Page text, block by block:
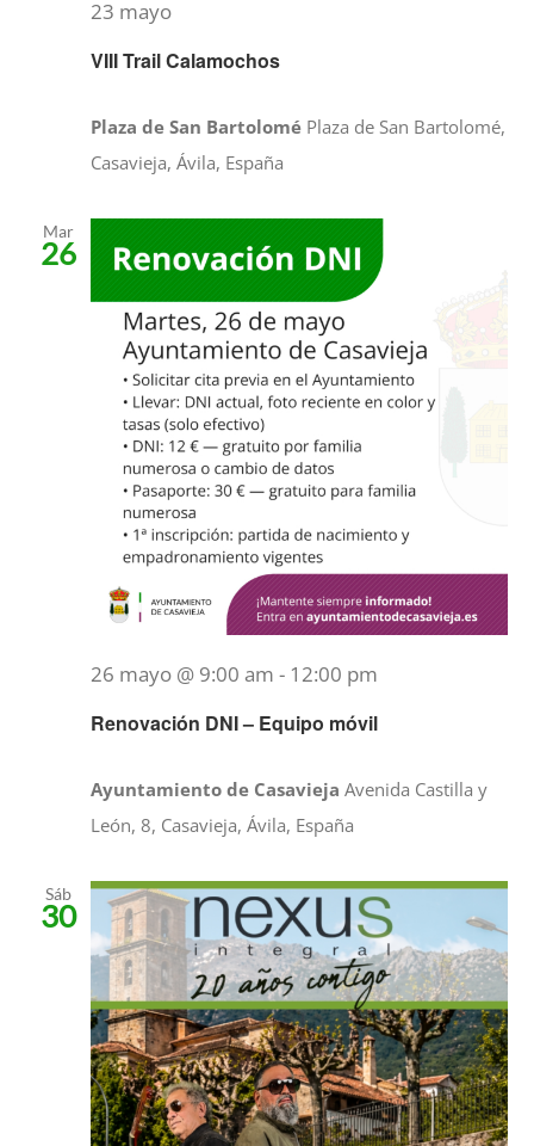
VIII Trail Calamochos
23 mayo
Plaza de San Bartolomé Plaza de San Bartolomé,
Casavieja, Ávila, España
Mar
26
Renovación DNI – Equipo móvil
26 mayo @ 9:00 am - 12:00 pm
Ayuntamiento de CasaviejaAvenida Castilla y
León, 8, Casavieja, Ávila, España
Sáb
30